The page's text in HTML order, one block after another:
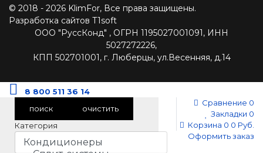
© 2018 - 2026 KlimFor, Все права защищены.
Разработка сайтов T1soft
ООО "РуссКонд" , ОГРН 1195027001091, ИНН
5027272226,
КПП 502701001, г. Люберцы, ул.Весенняя, д.14
8 800 511 36 14
Сравнение 0
Закладки 0
Корзина 0 0 Руб.
Оформить заказ
поиск
очистить
Категория